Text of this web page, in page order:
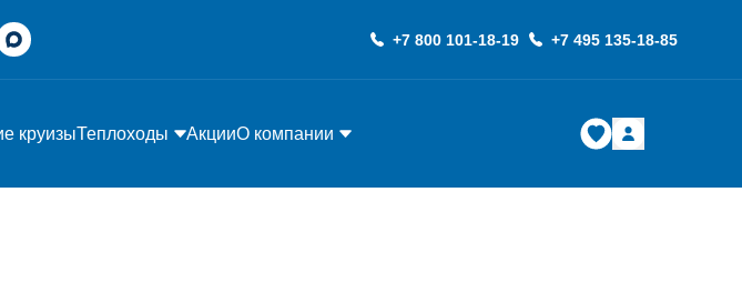
+7 800 101-18-19 +7 495 135-18-85
круизыТеплоходы АкцииО компании